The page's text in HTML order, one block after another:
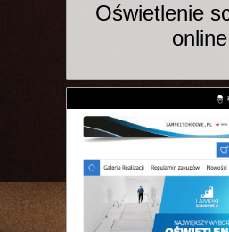
Oświetlenie
online